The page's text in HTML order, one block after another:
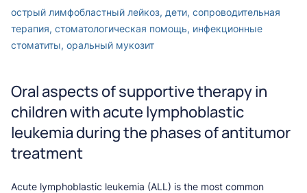
острый лимфобластный лейкоз, дети, сопроводительная
терапия, стоматологическая помощь, инфекционные
стоматиты, оральный мукозит
Oral aspects of supportive therapy in
children with acute lymphoblastic
leukemia during the phases of antitumor
treatment
Acute lymphoblastic leukemia (ALL) is the most common